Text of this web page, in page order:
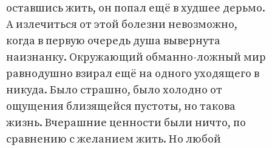
оставшись жить, он попал ещё в худшее дерьмо.
А излечиться от этой болезни невозможно,
когда в первую очередь душа вывернута
наизнанку. Окружающий обманно-ложный мир
равнодушно взирал ещё на одного уходящего в
никуда. Было страшно, было холодно от
ощущения близящейся пустоты, но такова
жизнь. Вчерашние ценности были ничто, по
сравнению с желанием жить. Но любой